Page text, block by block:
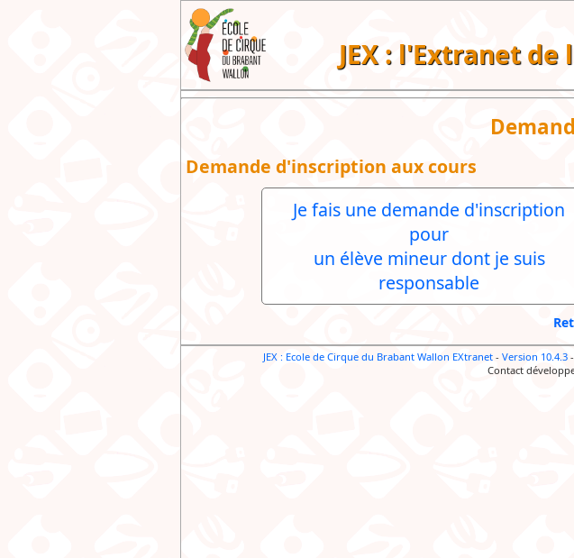
JEX : l'Extranet
Demande d'inscription aux cours
Je fais une demande d'inscription
pour
un élève mineur dont je suis
responsable
JEX : Ecole de Cirque du Brabant Wallon EXtranet- Version 10.4.3-
Contact